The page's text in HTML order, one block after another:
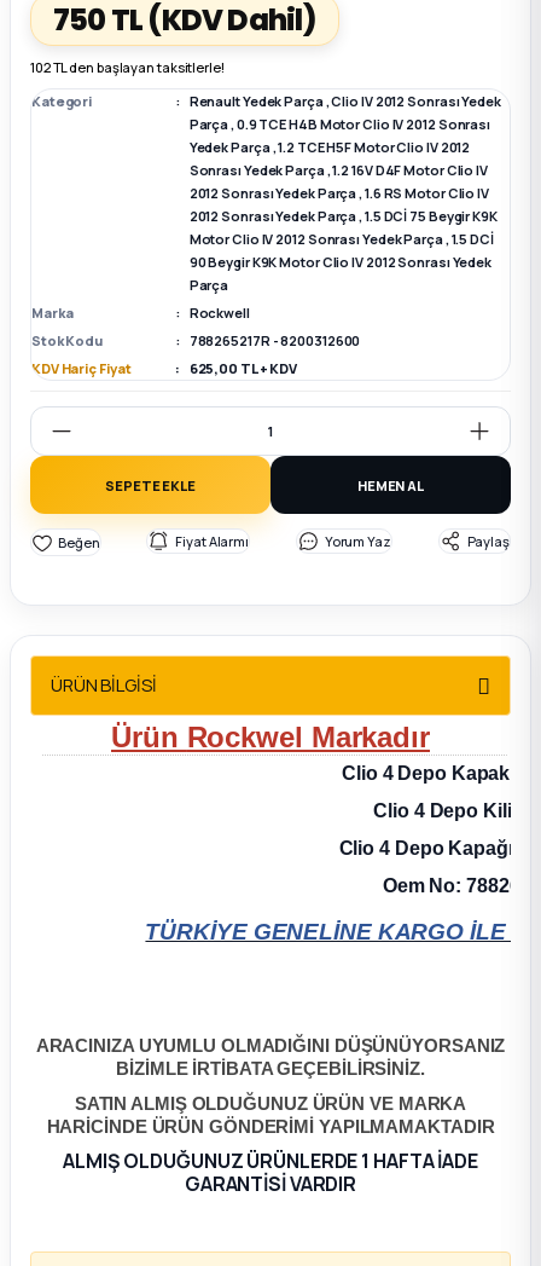
Parça
Parça
Parça
Sedan
Parça
Parça
750 TL(KDV Dahil)
102 TL den başlayan taksitlerle!
Kategori
Renault Yedek Parça,Clio IV 2012 Sonrası Yedek
Parça,0.9 TCE H4B Motor Clio IV 2012 Sonrası
Yedek Parça,1.2 TCE H5F Motor Clio IV 2012
Sonrası Yedek Parça,1.2 16V D4F Motor Clio IV
2012 Sonrası Yedek Parça,1.6 RS Motor Clio IV
2012 Sonrası Yedek Parça,1.5 DCİ 75 Beygir K9K
Motor Clio IV 2012 Sonrası Yedek Parça,1.5 DCİ
90 Beygir K9K Motor Clio IV 2012 Sonrası Yedek
Parça
Marka
Rockwell
Stok Kodu
788265217R - 8200312600
KDV Hariç Fiyat
625,00 TL + KDV
SEPETE EKLE HEMEN AL
Fiyat Alarmı Yorum Yaz Paylaş
ÜRÜN BİLGİSİ
Ürün Rockwel Markadır
Clio 4 Depo Kapak
Clio 4 Depo Kilit
Clio 4 Depo Kapağı
Oem No:
TÜRKİYE GENELİNE KARGO İLE
ARACINIZA UYUMLU OLMADIĞINI DÜŞÜNÜYORSANIZ
BİZİMLE İRTİBATA GEÇEBİLİRSİNİZ.
SATIN ALMIŞ OLDUĞUNUZ ÜRÜN VE MARKA
HARİCİNDE ÜRÜN GÖNDERİMİ YAPILMAMAKTADIR
ALMIŞ OLDUĞUNUZ ÜRÜNLERDE 1 HAFTA İADE
GARANTİSİ VARDIR